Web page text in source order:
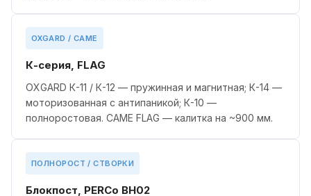
OXGARD / CAME
К-серия, FLAG
OXGARD К-11 / К-12 — пружинная и магнитная; К-14 —
моторизованная с антипаникой; К-10 —
полноростовая. CAME FLAG — калитка на ~900 мм.
ПОЛНОРОСТ / СТВОРКИ
Блокпост, PERCo BH02